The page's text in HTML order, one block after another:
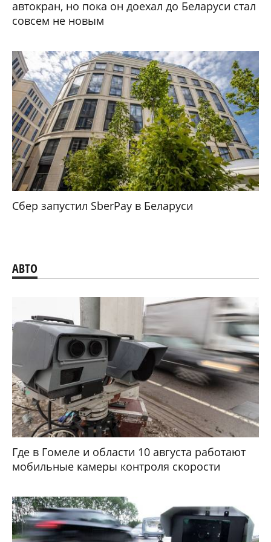
автокран, но пока он доехал до Беларуси стал
совсем не новым
Сбер запустил SberPay в Беларуси
АВТО
Где в Гомеле и области 10 августа работают
мобильные камеры контроля скорости